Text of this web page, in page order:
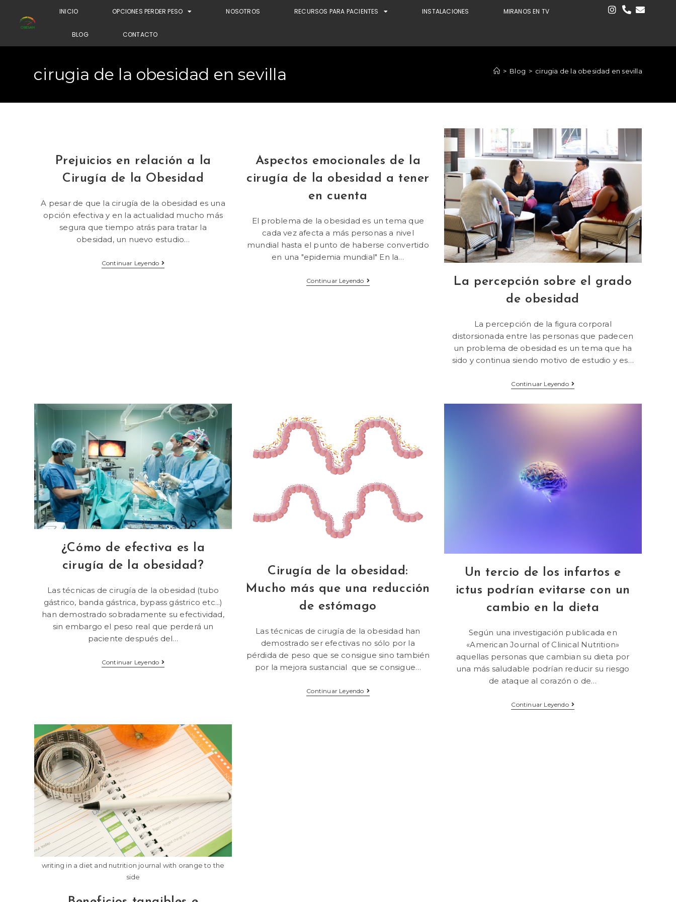
INICIO OPCIONES PERDER PESO NOSOTROS RECURSOS PARA PACIENTES INSTALACIONES MIRANOS EN TV
BLOG CONTACTO
cirugia de la obesidad en sevilla > Blog > cirugia de la obesidad en sevilla
Prejuicios en relación a la
Cirugía de la Obesidad
A pesar de que la cirugía de la obesidad es una
opción efectiva y en la actualidad mucho más
segura que tiempo atrás para tratar la
obesidad, un nuevo estudio…
Continuar Leyendo
Aspectos emocionales de la
cirugía de la obesidad a tener
en cuenta
El problema de la obesidad es un tema que
cada vez afecta a más personas a nivel
mundial hasta el punto de haberse convertido
en una "epidemia mundial" En la…
Continuar Leyendo
La percepción sobre el grado
de obesidad
La percepción de la figura corporal
distorsionada entre las personas que padecen
un problema de obesidad es un tema que ha
sido y continua siendo motivo de estudio y es…
Continuar Leyendo
¿Cómo de efectiva es la
cirugía de la obesidad?
Las técnicas de cirugía de la obesidad (tubo
gástrico, banda gástrica, bypass gástrico etc...)
han demostrado sobradamente su efectividad,
sin embargo el peso real que perderá un
paciente después del…
Continuar Leyendo
Cirugía de la obesidad:
Mucho más que una reducción
de estómago
Las técnicas de cirugía de la obesidad han
demostrado ser efectivas no sólo por la
pérdida de peso que se consigue sino también
por la mejora sustancial que se consigue…
Continuar Leyendo
Un tercio de los infartos e
ictus podrían evitarse con un
cambio en la dieta
Según una investigación publicada en
«American Journal of Clinical Nutrition»
aquellas personas que cambian su dieta por
una más saludable podrían reducir su riesgo
de ataque al corazón o de…
Continuar Leyendo
writing in a diet and nutrition journal with orange to the
side